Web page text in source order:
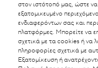
στον ιστότοπό μας, ώστε
εξατομικευμένο
ενδιαφερόντων σας και
πλατφόρμες. Μπορείτε να
σχετικά με τα cookies ή να
πληροφορίες σχετικά με
Εξατομίκευση ή